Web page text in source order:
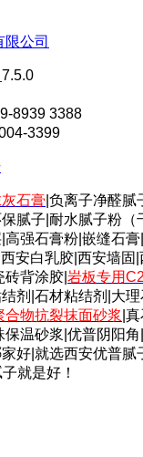
公司
7.5.0
8939 3388
3399
石膏 |负离子净醛腻
腻子|耐水腻子粉（
强石膏粉|嵌缝石膏
|西安白乳胶|西安墙固
背涂胶| 岩板专用
剂|石材粘结剂|大
合物抗裂抹面砂浆 |
保温砂浆|优普阴阳
好|就选西安优普腻
就是好！